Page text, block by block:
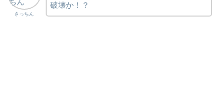
さっちん
破壊か！？